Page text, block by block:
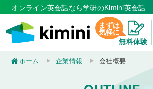
オンライン英会話なら学研のKimini英会話
まずは
気軽に
無料体験
ホーム 企業情報 会社概要